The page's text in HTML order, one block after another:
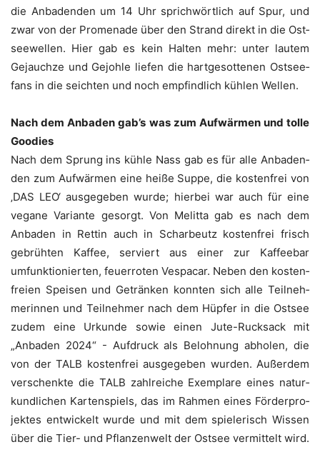
die Anba­den­den um 14 Uhr sprich­wört­lich auf Spur, und
zwar von der Pro­me­na­de über den Strand direkt in die Ost­
see­wel­len. Hier gab es kein Hal­ten mehr: unter lau­tem
Gejauch­ze und Gejoh­le lie­fen die hart­ge­sot­te­nen Ost­see­
fans in die seich­ten und noch emp­find­lich küh­len Wellen.
Nach dem Anba­den gab’s was zum Auf­wär­men und tol­le
Goodies
Nach dem Sprung ins küh­le Nass gab es für alle Anba­den­
den zum Auf­wär­men eine hei­ße Sup­pe, die kos­ten­frei von
‚DAS LEO‘ aus­ge­ge­ben wur­de; hier­bei war auch für eine
vega­ne Vari­an­te gesorgt. Von Melit­ta gab es nach dem
Anba­den in Ret­tin auch in Schar­beutz kos­ten­frei frisch
gebrüh­ten Kaf­fee, ser­viert aus einer zur Kaf­fee­bar
umfunk­tio­nier­ten, feu­er­ro­ten Ves­pa­car. Neben den kos­ten­
frei­en Spei­sen und Geträn­ken konn­ten sich alle Teil­neh­
me­rin­nen und Teil­neh­mer nach dem Hüp­fer in die Ost­see
zudem eine Urkun­de sowie einen Jute-Ruck­sack mit
„Anba­den 2024“ - Auf­druck als Beloh­nung abho­len, die
von der TALB kos­ten­frei aus­ge­ge­ben wur­den. Außer­dem
ver­schenk­te die TALB zahl­rei­che Exem­pla­re eines natur­
kund­li­chen Kar­ten­spiels, das im Rah­men eines För­der­pro­
jek­tes ent­wi­ckelt wur­de und mit dem spie­le­risch Wis­sen
über die Tier- und Pflan­zen­welt der Ost­see ver­mit­telt wird.